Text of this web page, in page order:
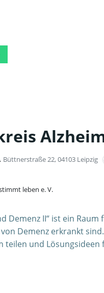
Büttnerstraße 22, 04103 Leipzig
leben e. V.
Demenz II“ ist ein
Demenz erkrankt
teilen und